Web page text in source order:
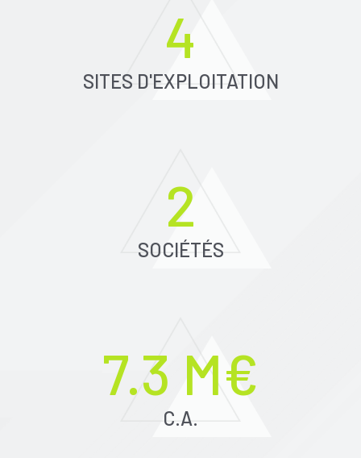
4
SITES D'EXPLOITATION
2
SOCIÉTÉS
7.3 M€
C.A.